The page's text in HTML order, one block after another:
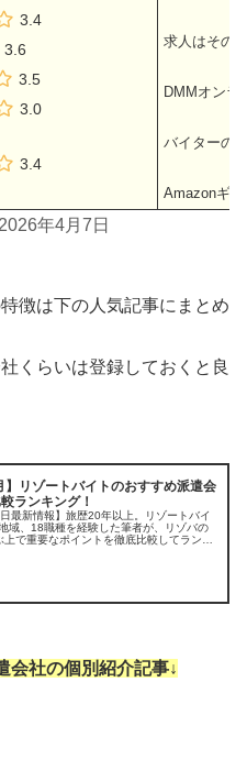
3.4
3.6
3.5
3.0
3.4
求人はその
DMMオンラ
バイターの
Amazonギ
年4月7日
徴は下の人気記事にまとめ
くらいは登録しておくと良
】リゾートバイトのおすすめ派遣会
ランキング！
最新情報】旅歴20年以上。リゾートバイ
域、18職種を経験した筆者が、リゾバの
で重要なポイントを徹底比較してランキ
会社の個別紹介記事↓